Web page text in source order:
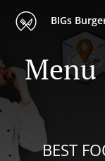
BIGs
Menu
BEST